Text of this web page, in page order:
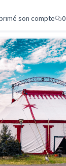
son compte
0